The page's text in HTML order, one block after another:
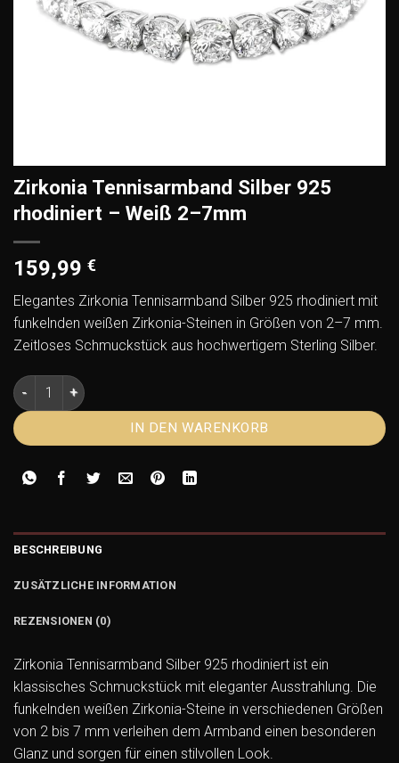
Zirkonia Tennisarmband Silber 925
rhodiniert – Weiß 2–7mm
159,99 €
Elegantes Zirkonia Tennisarmband Silber 925 rhodiniert mit
funkelnden weißen Zirkonia-Steinen in Größen von 2–7 mm.
Zeitloses Schmuckstück aus hochwertigem Sterling Silber.
Zirkonia Tennisarmband Silber 925 rhodiniert – Weiß 2–7mm
IN DEN WARENKORB
BESCHREIBUNG
ZUSÄTZLICHE INFORMATION
REZENSIONEN (0)
Zirkonia Tennisarmband Silber 925 rhodiniert ist ein
klassisches Schmuckstück mit eleganter Ausstrahlung. Die
funkelnden weißen Zirkonia-Steine in verschiedenen Größen
von 2 bis 7 mm verleihen dem Armband einen besonderen
Glanz und sorgen für einen stilvollen Look.